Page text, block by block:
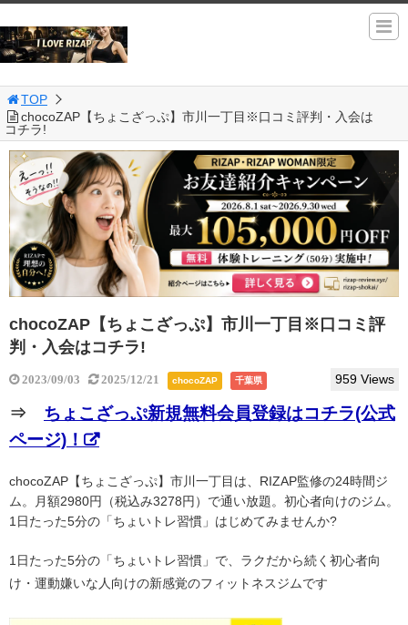
TOP
chocoZAP【ちょこざっぷ】市川一丁目※口コミ評判・入会は
コチラ!
chocoZAP【ちょこざっぷ】市川一丁目※口コミ評
判・入会はコチラ!
2023/09/03 2025/12/21 chocoZAP 千葉県 959 Views
⇒ ちょこざっぷ新規無料会員登録はコチラ(公式
ページ)！
chocoZAP【ちょこざっぷ】市川一丁目は、RIZAP監修の24時間ジ
ム。月額2980円（税込み3278円）で通い放題。初心者向けのジム。
1日たった5分の「ちょいトレ習慣」はじめてみませんか?
1日たった5分の「ちょいトレ習慣」で、ラクだから続く初心者向
け・運動嫌いな人向けの新感覚のフィットネスジムです